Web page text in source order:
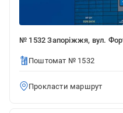
№ 1532 Запоріжжя, вул.
Поштомат № 1532
Прокласти маршрут